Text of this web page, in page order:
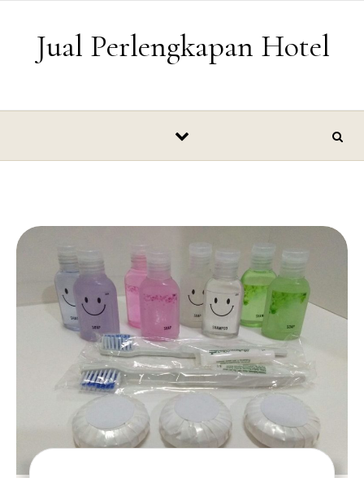
Jual Perlengkapan Hotel